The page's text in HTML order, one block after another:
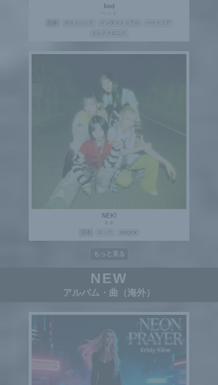
bed
ベッド
ポストパンク インダストリアル
ハードコア
エレクトロニク
NEK!
ネキ
ロック J-ROCK
もっと見る
NEW
アルバム・曲（海外）